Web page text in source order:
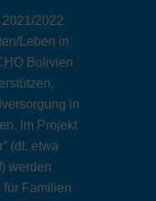
2022
Leben in
Bolivien
in
Im Projekt
(dt. etwa
werden
für Familien